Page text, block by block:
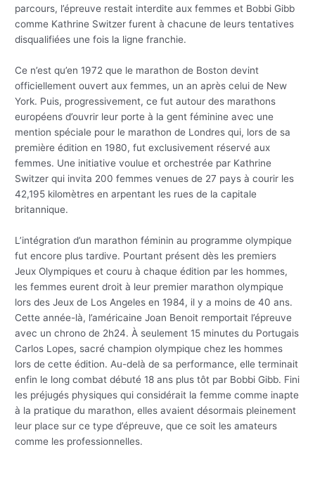
parcours, l’épreuve restait interdite aux femmes et Bobbi Gibb
comme Kathrine Switzer furent à chacune de leurs tentatives
disqualifiées une fois la ligne franchie.
Ce n’est qu’en 1972 que le marathon de Boston devint
officiellement ouvert aux femmes, un an après celui de New
York. Puis, progressivement, ce fut autour des marathons
européens d’ouvrir leur porte à la gent féminine avec une
mention spéciale pour le marathon de Londres qui, lors de sa
première édition en 1980, fut exclusivement réservé aux
femmes. Une initiative voulue et orchestrée par Kathrine
Switzer qui invita 200 femmes venues de 27 pays à courir les
42,195 kilomètres en arpentant les rues de la capitale
britannique.
L’intégration d’un marathon féminin au programme olympique
fut encore plus tardive. Pourtant présent dès les premiers
Jeux Olympiques et couru à chaque édition par les hommes,
les femmes eurent droit à leur premier marathon olympique
lors des Jeux de Los Angeles en 1984, il y a moins de 40 ans.
Cette année-là, l’américaine Joan Benoit remportait l’épreuve
avec un chrono de 2h24. À seulement 15 minutes du Portugais
Carlos Lopes, sacré champion olympique chez les hommes
lors de cette édition. Au-delà de sa performance, elle terminait
enfin le long combat débuté 18 ans plus tôt par Bobbi Gibb. Fini
les préjugés physiques qui considérait la femme comme inapte
à la pratique du marathon, elles avaient désormais pleinement
leur place sur ce type d’épreuve, que ce soit les amateurs
comme les professionnelles.